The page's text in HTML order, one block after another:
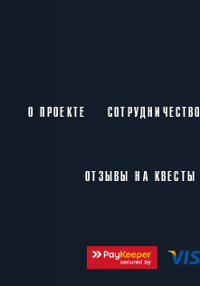
О ПРОЕКТЕ СОТРУДНИЧЕСТВО
ОТЗЫВЫ НА КВЕСТЫ